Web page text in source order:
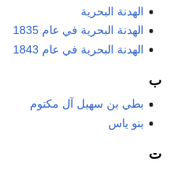
الهدنة البحرية
الهدنة البحرية في عام 1835
الهدنة البحرية في عام 1843
ب
بطي بن سهيل آل مكتوم
بنو ياس
ت